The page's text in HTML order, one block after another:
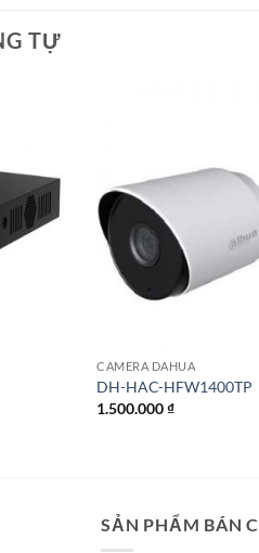
TỰ
CAMERA DAHUA
DH-HAC-HFW1400TP
1.500.000₫
SẢN PHẨM BÁN